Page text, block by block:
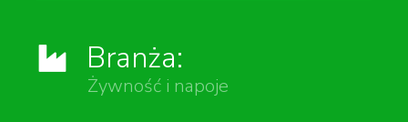
Branża:
Żywność i napoje